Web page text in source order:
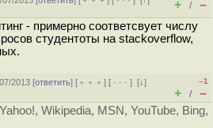
+ / –
- примерно соответсвует числу
студентоты на stackoverflow,
2013 [ответить] [ ﹢﹢﹢] [ · · ·][↓]
–1
+ / –
Wikipedia, MSN, YouTube, Bing,